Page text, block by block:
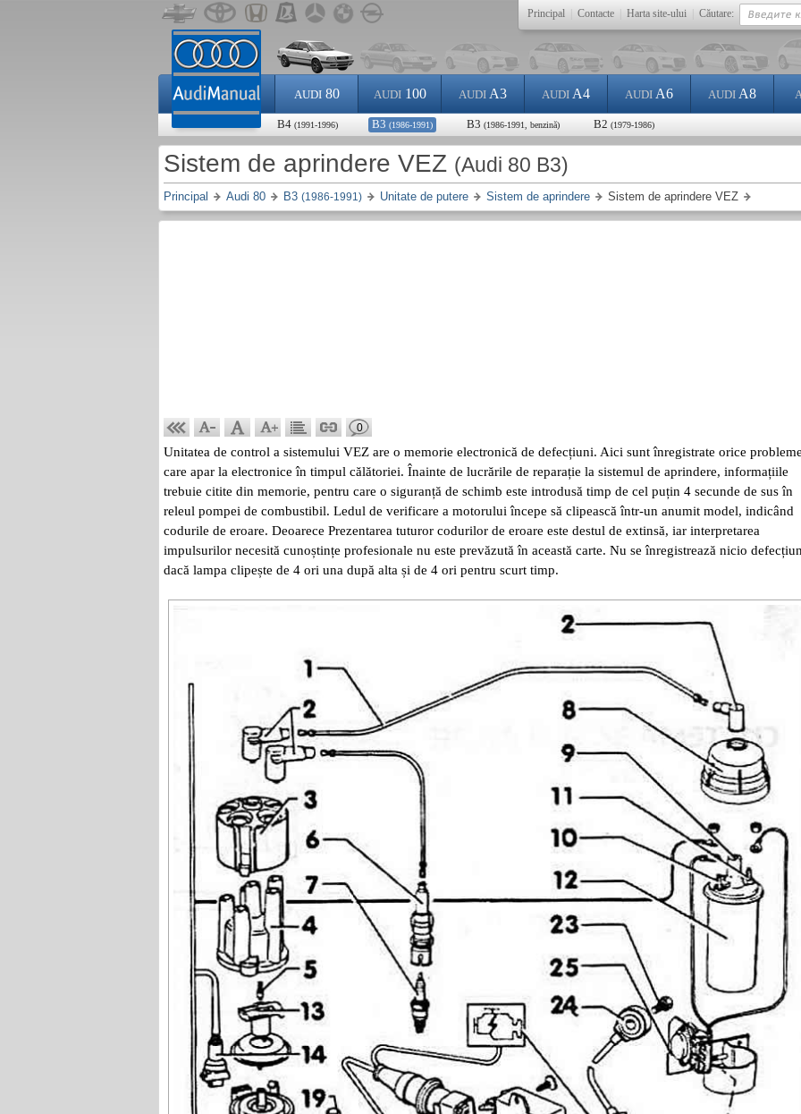
Principal Contacte Harta site-ului Căutare:
AUDI80 AUDI100 AUDI A3 AUDI A4 AUDI A6 AUDI A8
B4 (1991-1996) B3 (1986-1991) B3 (1986-1991, benzină) B2 (1979-1986)
Sistem de aprindere VEZ (Audi 80 B3)
Principal Audi 80 B3 (1986-1991) Unitate de putere Sistem de aprindere Sistem de aprindere VEZ
0
Unitatea de control a sistemului VEZ are o memorie electronică de defecțiuni. Aici sunt înregistrate orice probleme
care apar la electronice în timpul călătoriei. Înainte de lucrările de reparație la sistemul de aprindere, informațiile
trebuie citite din memorie, pentru care o siguranță de schimb este introdusă timp de cel puțin 4 secunde de sus în
releul pompei de combustibil. Ledul de verificare a motorului începe să clipească într-un anumit model, indicând
codurile de eroare. Deoarece Prezentarea tuturor codurilor de eroare este destul de extinsă, iar interpretarea
impulsurilor necesită cunoștințe profesionale nu este prevăzută în această carte. Nu se înregistrează nicio
dacă lampa clipește de 4 ori una după alta și de 4 ori pentru scurt timp.